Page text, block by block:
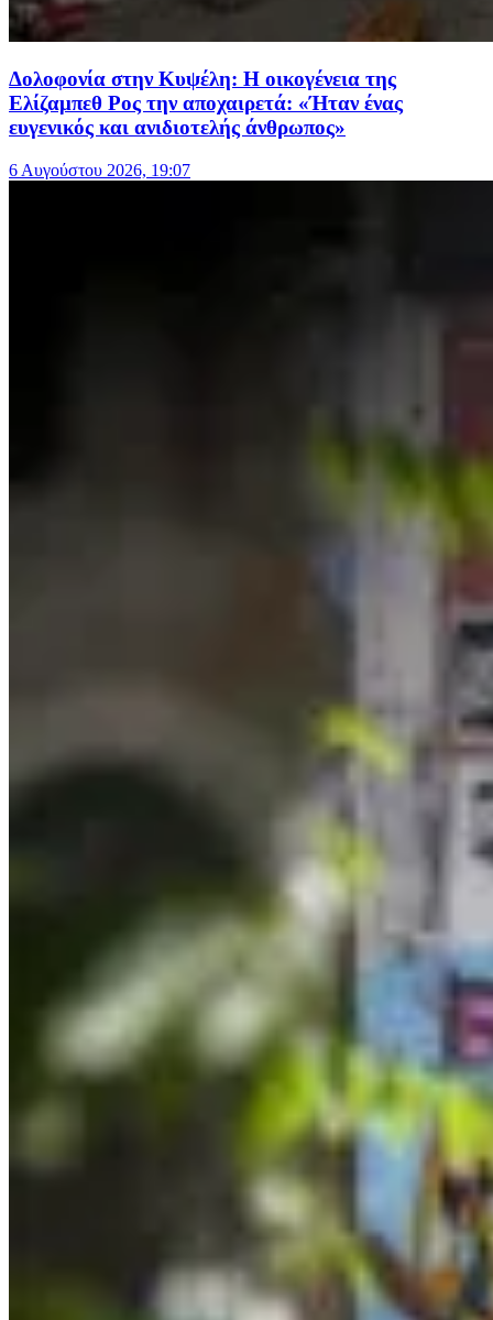
Δολοφονία στην Κυψέλη: Η οικογένεια της
Ελίζαμπεθ Ρος την αποχαιρετά: «Ήταν ένας
ευγενικός και ανιδιοτελής άνθρωπος»
6 Αυγούστου 2026, 19:07